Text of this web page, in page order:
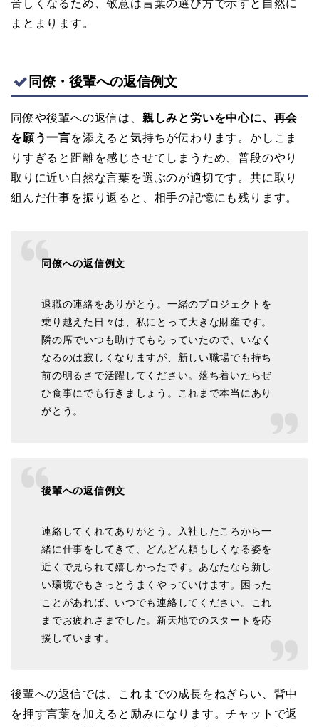
苦しくなるため、敬意は言葉の選び方で示すと自然に
まとまります。
同僚・後輩への返信例文
同僚や後輩への返信は、 親しみと労いを中心に、再会
を願う一言を添えると気持ちが伝わります。かしこま
りすぎると距離を感じさせてしまうため、普段のやり
取りに近い自然な言葉を選ぶのが適切です。共に取り
組んだ仕事を振り返ると、相手の記憶にも残ります。
同僚への返信例文
退職の連絡をありがとう。一緒のプロジェクトを
乗り越えた日々は、私にとって大きな財産です。
隣の席でいつも助けてもらっていたので、いなく
なるのは寂しくなりますが、新しい職場でも持ち
前の明るさで活躍してください。落ち着いたらぜ
ひ食事にでも行きましょう。これまで本当にあり
がとう。
後輩への返信例文
連絡してくれてありがとう。入社したころから一
緒に仕事をしてきて、どんどん頼もしくなる姿を
近くで見られて嬉しかったです。あなたなら新し
い環境でもきっとうまくやっていけます。困った
ことがあれば、いつでも連絡してください。これ
までお疲れさまでした。新天地でのスタートを応
援しています。
後輩への返信では、これまでの成長をねぎらい、背中
を押す言葉を加えると励みになります。チャットで返